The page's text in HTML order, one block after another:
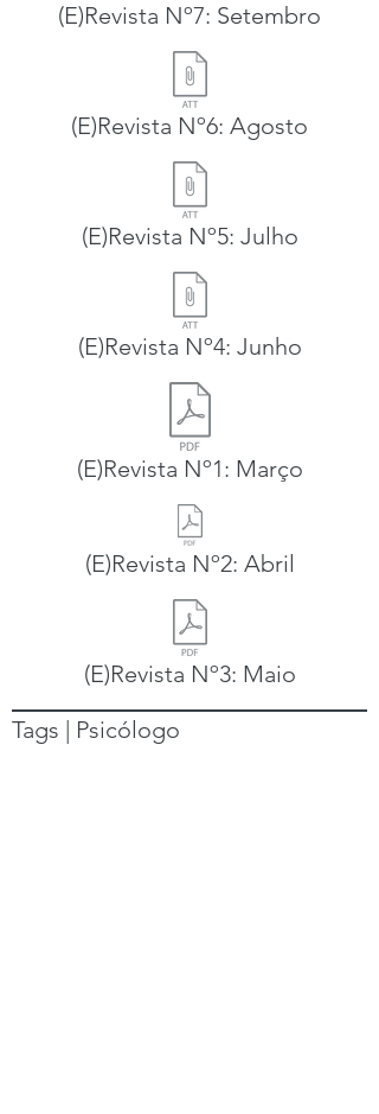
(E)Revista Nº7: Setembro
(E)Revista Nº6: Agosto
(E)Revista Nº5: Julho
(E)Revista Nº4: Junho
(E)Revista Nº1: Março
(E)Revista Nº2: Abril
(E)Revista Nº3: Maio
Tags | Psicólogo